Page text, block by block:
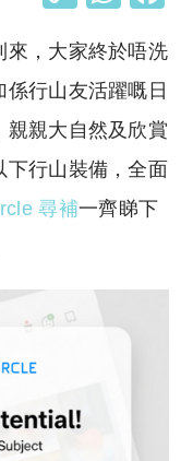
p
y
Li
n
k
at
s
A
p
p
來，大家終於唔洗
行山友活躍嘅日
親親大自然及欣賞
行山裝備，全面
尋補一齊睇下